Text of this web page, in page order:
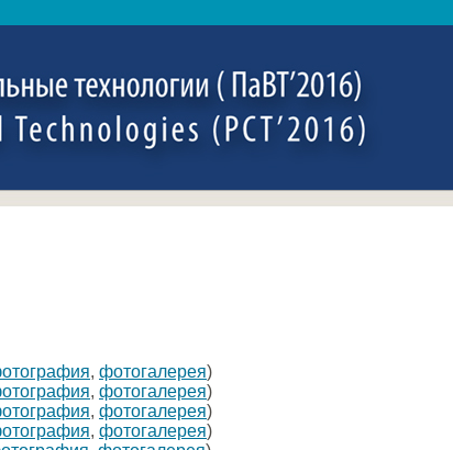
, фотогалерея)
, фотогалерея)
, фотогалерея)
, фотогалерея)